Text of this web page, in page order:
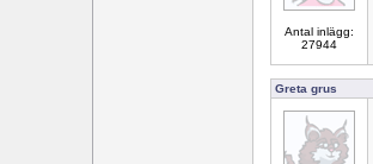
Antal inlägg:
27944
Greta grus